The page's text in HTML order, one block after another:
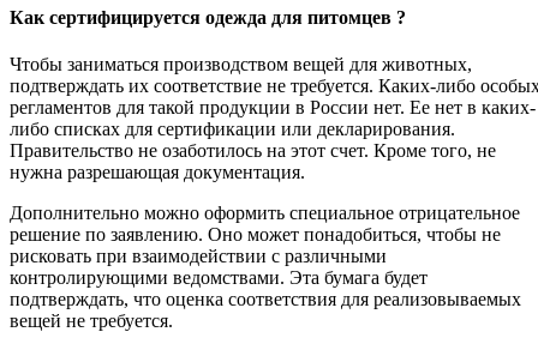
Как сертифицируется одежда для питомцев ?
Чтобы заниматься производством вещей для животных,
подтверждать их соответствие не требуется. Каких-либо
регламентов для такой продукции в России нет. Ее нет в каких-
либо списках для сертификации или декларирования.
Правительство не озаботилось на этот счет. Кроме того, не
нужна разрешающая документация.
Дополнительно можно оформить специальное отрицательное
решение по заявлению. Оно может понадобиться, чтобы не
рисковать при взаимодействии с различными
контролирующими ведомствами. Эта бумага будет
подтверждать, что оценка соответствия для реализовываемых
вещей не требуется.